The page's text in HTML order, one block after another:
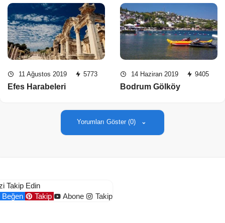
11 Ağustos 2019 5773
Efes Harabeleri
14 Haziran 2019 9405
Bodrum Gölköy
Yorumları Göster (0)
Takip Edin
Beğen
Takip Abone Takip